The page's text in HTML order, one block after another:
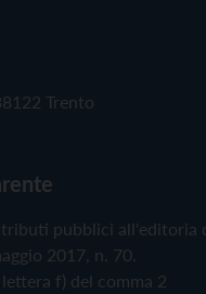
Trento
pubblici all'editoria
2017, n. 70.
f) del comma 2